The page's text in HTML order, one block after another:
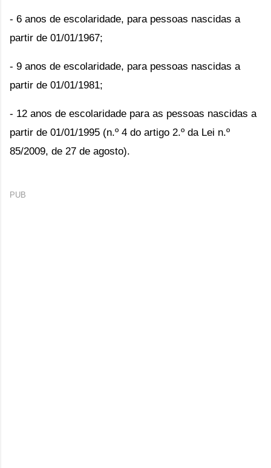
- 6 anos de escolaridade, para pessoas nascidas a
partir de 01/01/1967;
- 9 anos de escolaridade, para pessoas nascidas a
partir de 01/01/1981;
- 12 anos de escolaridade para as pessoas nascidas a
partir de 01/01/1995 (n.º 4 do artigo 2.º da Lei n.º
85/2009, de 27 de agosto).
PUB